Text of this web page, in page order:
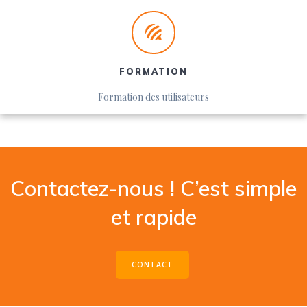
FORMATION
Formation des utilisateurs
Contactez-nous ! C’est simple
et rapide
CONTACT